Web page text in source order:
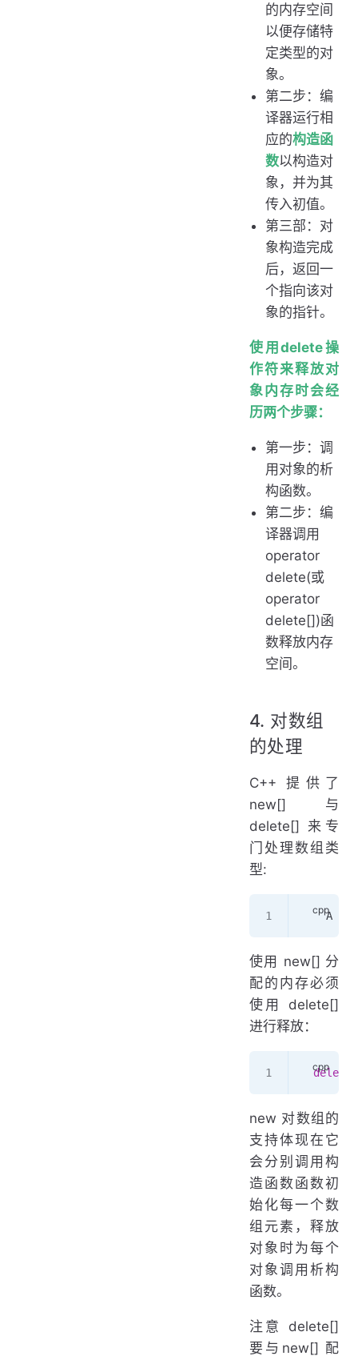
的内存空间
以便存储特
定类型的对
象。
第二步：编
译器运行相
应的构造函
数以构造对
象，并为其
传入初值。
第三部：对
象构造完成
后，返回一
个指向该对
象的指针。
使用delete操
作符来释放对
象内存时会经
历两个步骤：
第一步：调
用对象的析
构函数。
第二步：编
译器调用
operator
delete(或
operator
delete[])函
数释放内存
空间。
4. 对数组
的处理
C++ 提供了
new[] 与
delete[] 来专
门处理数组类
型:
	A
使用 new[] 分
配的内存必须
使用 delete[]
进行释放：
  delete
new 对数组的
支持体现在它
会分别调用构
造函数函数初
始化每一个数
组元素，释放
对象时为每个
对象调用析构
函数。
注意 delete[]
要与new[] 配